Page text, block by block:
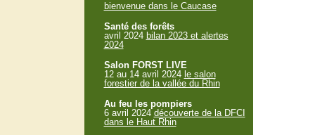
bienvenue dans le Caucase
Santé des forêts
avril 2024 bilan 2023 et alertes
2024
Salon FORST LIVE
12 au 14 avril 2024 le salon
forestier de la vallée du Rhin
Au feu les pompiers
6 avril 2024 découverte de la DFCI
dans le Haut Rhin